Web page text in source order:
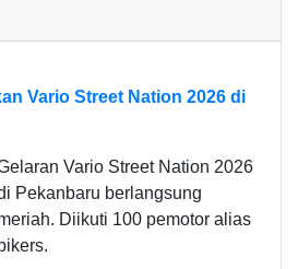
Vario Street Nation 2026 di
Vario Street Nation 2026
Pekanbaru berlangsung
Diikuti 100 pemotor alias
bikers.